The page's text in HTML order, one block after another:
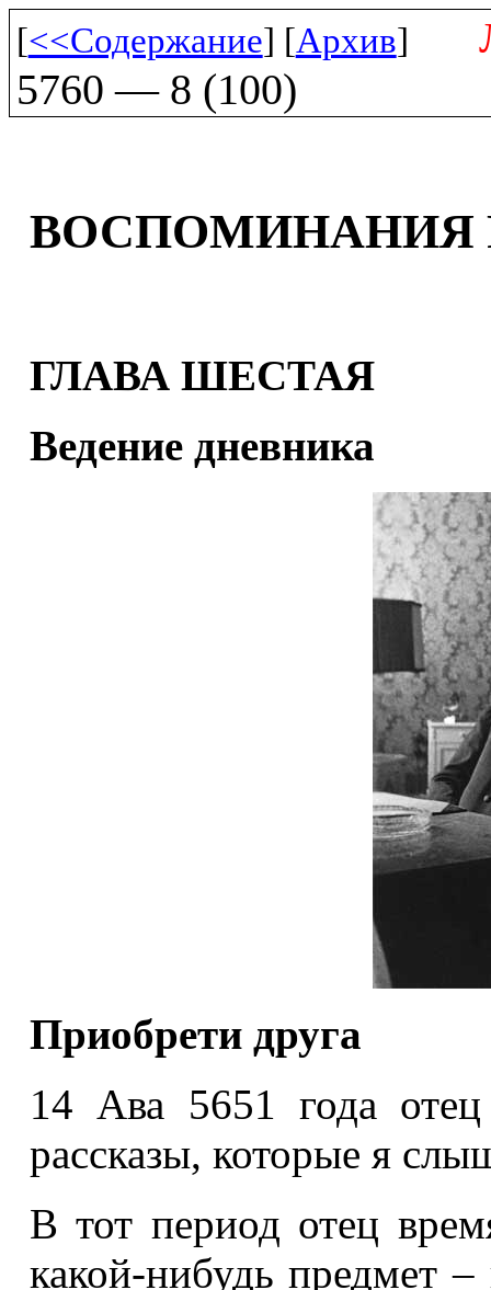
[<<Содержание] [Архив]
5760 — 8 (100)
ВОСПОМИНАНИЯ
ГЛАВА ШЕСТАЯ
Ведение дневника
Приобрети друга
14 Ава 5651 года отец
рассказы, которые я
В тот период отец
какой-нибудь предмет